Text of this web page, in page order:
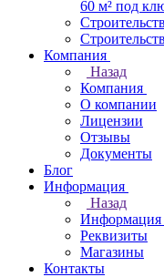
60 м² под
Компания
Назад
Компания
О компании
Лицензии
Отзывы
Документы
Блог
Информация
Назад
Информация
Реквизиты
Магазины
Контакты